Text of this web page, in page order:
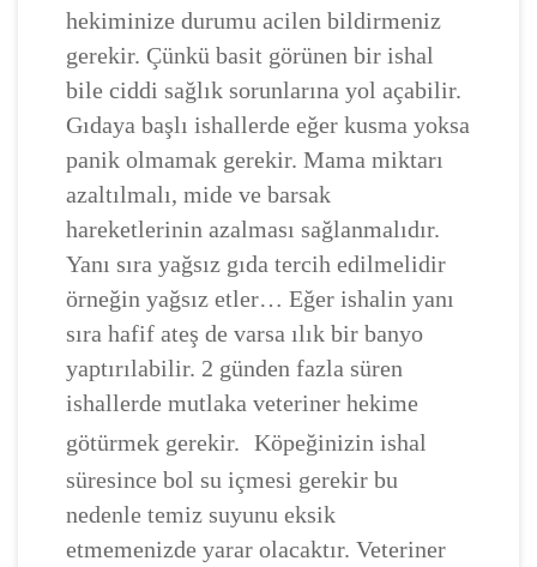
hekiminize durumu acilen bildirmeniz
gerekir. Çünkü basit görünen bir ishal
bile ciddi sağlık sorunlarına yol açabilir.
Gıdaya başlı ishallerde eğer kusma yoksa
panik olmamak gerekir. Mama miktarı
azaltılmalı, mide ve barsak
hareketlerinin azalması sağlanmalıdır.
Yanı sıra yağsız gıda tercih edilmelidir
örneğin yağsız etler… Eğer ishalin yanı
sıra hafif ateş de varsa ılık bir banyo
yaptırılabilir. 2 günden fazla süren
ishallerde mutlaka veteriner hekime
götürmek gerekir. Köpeğinizin ishal
süresince bol su içmesi gerekir bu
nedenle temiz suyunu eksik
etmemenizde yarar olacaktır. Veteriner